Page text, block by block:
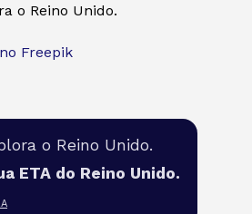
o Reino Unido.
Freepik
o Reino Unido.
ETA do Reino Unido.